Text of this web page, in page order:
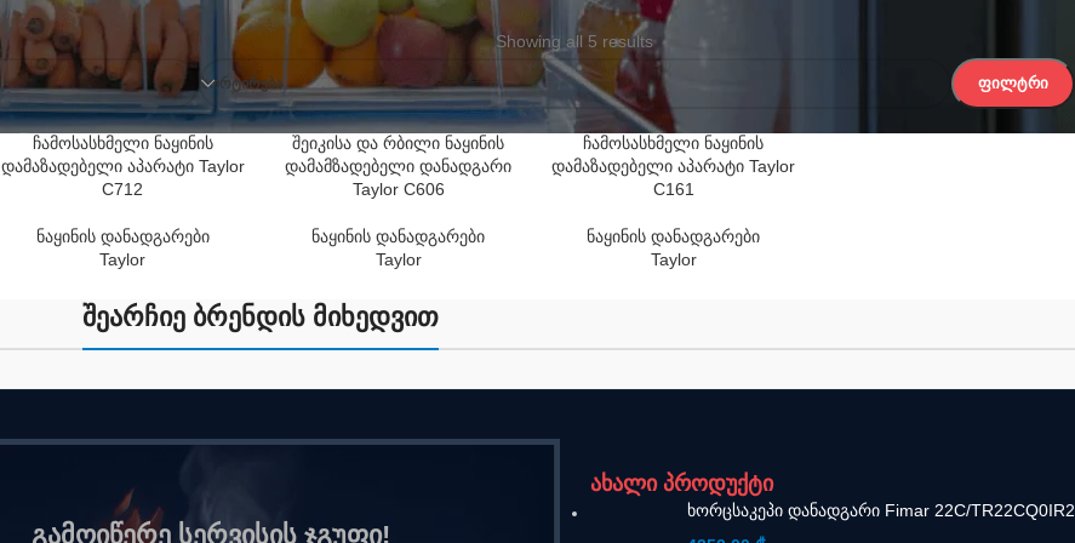
Showing all 5 results
ᲡᲝᲠᲢᲘᲠᲔᲑᲐ ᲤᲘᲚᲢᲠᲘ
ჩამოსასხმელი ნაყინის
დამაზადებელი აპარატი Taylor
C712
ნაყინის დანადგარები
Taylor
შეიკისა და რბილი ნაყინის
დამამზადებელი დანადგარი
Taylor C606
ნაყინის დანადგარები
Taylor
ჩამოსასხმელი ნაყინის
დამაზადებელი აპარატი Taylor
C161
ნაყინის დანადგარები
Taylor
შეარჩიე ბრენდის მიხედვით
გამოიწერე სერვისის ჯგუფი!
ახალი პროდუქტი
ხორცსაკეპი დანადგარი Fimar 22C/